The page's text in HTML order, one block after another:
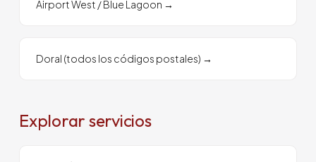
Airport West / Blue Lagoon →
Doral (todos los códigos postales) →
Explorar servicios